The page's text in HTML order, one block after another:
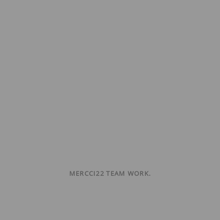
MERCCI22 TEAM WORK.